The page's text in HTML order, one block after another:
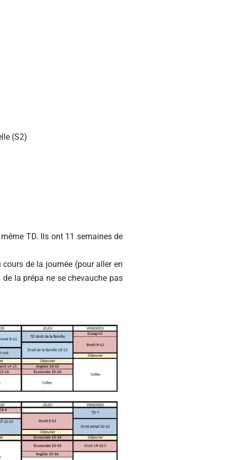
(S2)
TD. Ils ont 11 semaines de
de la journée (pour aller en
la prépa ne se chevauche pas